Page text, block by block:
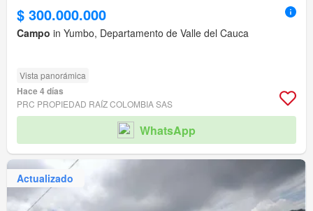
$ 300.000.000
Campo in Yumbo, Departamento de Valle del Cauca
Vista panorámica
Hace 4 días
PRC PROPIEDAD RAÍZ COLOMBIA SAS
WhatsApp
Actualizado